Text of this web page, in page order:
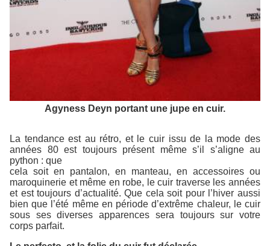
Agyness Deyn portant une jupe en cuir.
La tendance est au rétro, et le cuir issu de la mode des
années 80 est toujours présent même s’il s’aligne au
python : que
cela soit en pantalon, en manteau, en accessoires ou
maroquinerie et même en robe, le cuir traverse les années
et est toujours d’actualité. Que cela soit pour l’hiver aussi
bien que l’été même en période d’extrême chaleur, le cuir
sous ses diverses apparences sera toujours sur votre
corps parfait.